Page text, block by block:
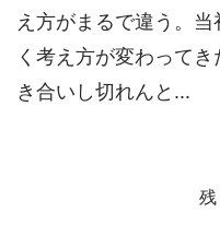
え方がまるで違う。
く考え方が変わって
き合いし切れんと...